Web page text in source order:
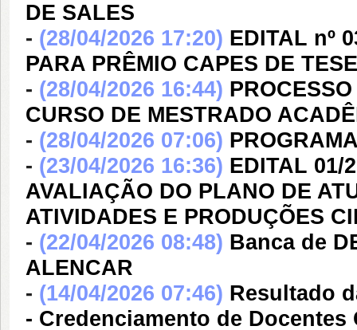
DE SALES
- (28/04/2026 17:20) EDITAL nº
PARA PRÊMIO CAPES DE
- (28/04/2026 16:44)
CURSO DE MESTRADO
- (28/04/2026 07:06)
- (23/04/2026 16:36) EDITAL 01/
AVALIAÇÃO DO PLANO DE
ATIVIDADES E PRODUÇÕES
- (22/04/2026 08:48) Banca de
ALENCAR
- (14/04/2026 07:46) Resultado
- Credenciamento de